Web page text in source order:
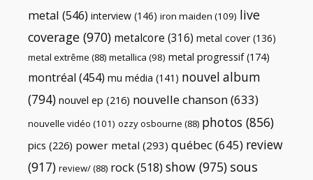
metal (546) interview (146) iron maiden (109) live
coverage (970) metalcore (316) metal cover (136)
metal extrême (88) metallica (98) metal progressif(174)
montréal (454) mu média (141) nouvel album
(794) nouvel ep (216) nouvelle chanson(633)
nouvelle vidéo (101) ozzy osbourne (88) photos (856)
pics (226) power metal (293) québec(645) review
(917) review/(88) rock(518) show (975) sous